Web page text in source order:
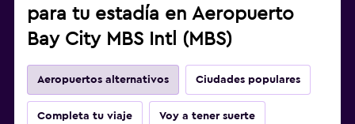
para tu estadía en Aeropuerto
Bay City MBS Intl (MBS)
Aeropuertos alternativos Ciudades populares
Completa tu viaje Voy a tener suerte